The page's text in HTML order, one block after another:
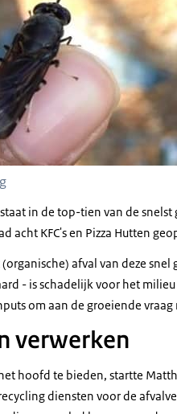
staat in de top-tien van de
acht KFC's en Pizza Hutten
afval van deze
- is schadelijk voor het
om aan de groeiende
verwerken
hoofd te bieden, startte
diensten voor de